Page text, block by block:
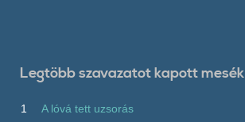
Legtöbb szavazatot kapott mesék
1
A lóvá tett uzsorás